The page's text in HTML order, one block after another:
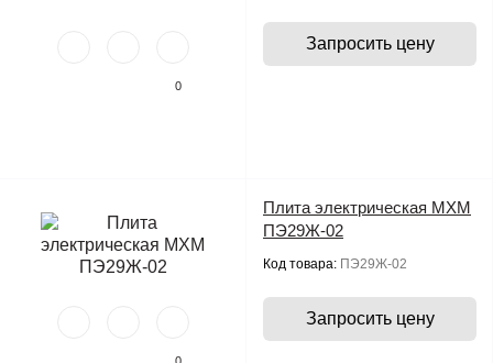
0
Запросить цену
Плита электрическая МХМ
ПЭ29Ж-02
Код товара: ПЭ29Ж-02
Запросить цену